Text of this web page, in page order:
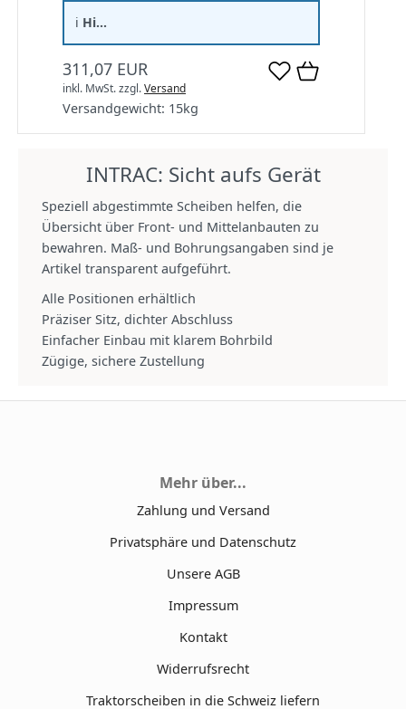
ℹ️ Hi...
311,07 EUR
inkl. MwSt.zzgl.Versand
Versandgewicht: 15kg
INTRAC: Sicht aufs Gerät
Speziell abgestimmte Scheiben helfen, die
Übersicht über Front‑ und Mittelanbauten zu
bewahren. Maß‑ und Bohrungsangaben sind je
Artikel transparent aufgeführt.
Alle Positionen erhältlich
Präziser Sitz, dichter Abschluss
Einfacher Einbau mit klarem Bohrbild
Zügige, sichere Zustellung
Mehr über...
Zahlung und Versand
Privatsphäre und Datenschutz
Unsere AGB
Impressum
Kontakt
Widerrufsrecht
Traktorscheiben in die Schweiz liefern